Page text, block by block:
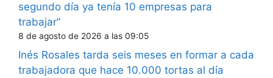
segundo día ya tenía 10 empresas para
trabajar”
8 de agosto de 2026 a las 09:05
Inés Rosales tarda seis meses en formar a cada
trabajadora que hace 10.000 tortas al día